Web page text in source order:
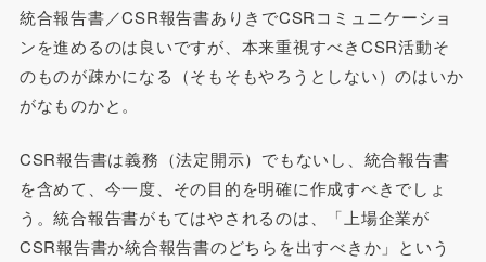
統合報告書／CSR報告書ありきでCSRコミュニケーショ
ンを進めるのは良いですが、本来重視すべきCSR活動そ
のものが疎かになる（そもそもやろうとしない）のはいか
がなものかと。
CSR報告書は義務（法定開示）でもないし、統合報告書
を含めて、今一度、その目的を明確に作成すべきでしょ
う。統合報告書がもてはやされるのは、「上場企業が
CSR報告書か統合報告書のどちらを出すべきか」という